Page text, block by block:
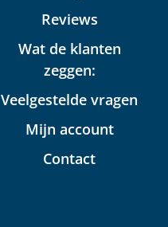
Reviews
Wat de klanten
zeggen:
Veelgestelde vragen
Mijn account
Contact